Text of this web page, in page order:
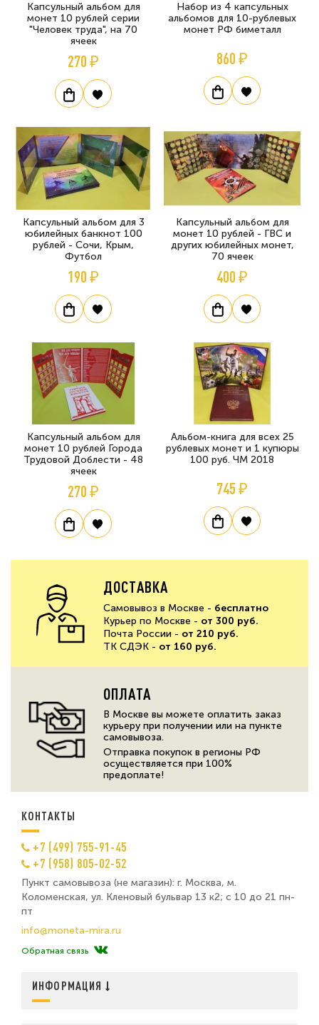
Капсульный альбом для
монет 10 рублей серии
"Человек труда", на 70
ячеек
270 ₽
Набор из 4 капсульных
альбомов для 10-рублевых
монет РФ биметалл
860 ₽
Капсульный альбом для 3
юбилейных банкнот 100
рублей - Сочи, Крым,
Футбол
190 ₽
Капсульный альбом для
монет 10 рублей - ГВС и
других юбилейных монет,
70 ячеек
400 ₽
Капсульный альбом для
монет 10 рублей Города
Трудовой Доблести - 48
ячеек
270 ₽
Альбом-книга для всех 25
рублевых монет и 1 купюры
100 руб. ЧМ 2018
745 ₽
ДОСТАВКА
Самовывоз в Москве - бесплатно
Курьер по Москве - от 300 руб.
Почта России - от 210 руб.
ТК СДЭК - от 160 руб.
ОПЛАТА
В Москве вы можете оплатить заказ
курьеру при получении или на пункте
самовывоза.
Отправка покупок в регионы РФ
осуществляется при 100%
предоплате!
КОНТАКТЫ
+7 (499) 755-91-45
+7 (958) 805-02-52
Пункт самовывоза (не магазин): г. Москва, м.
Коломенская, ул. Кленовый бульвар 13 к2; с 10 до 21 пн-
пт
info@moneta-mira.ru
Обратная связь
ИНФОРМАЦИЯ